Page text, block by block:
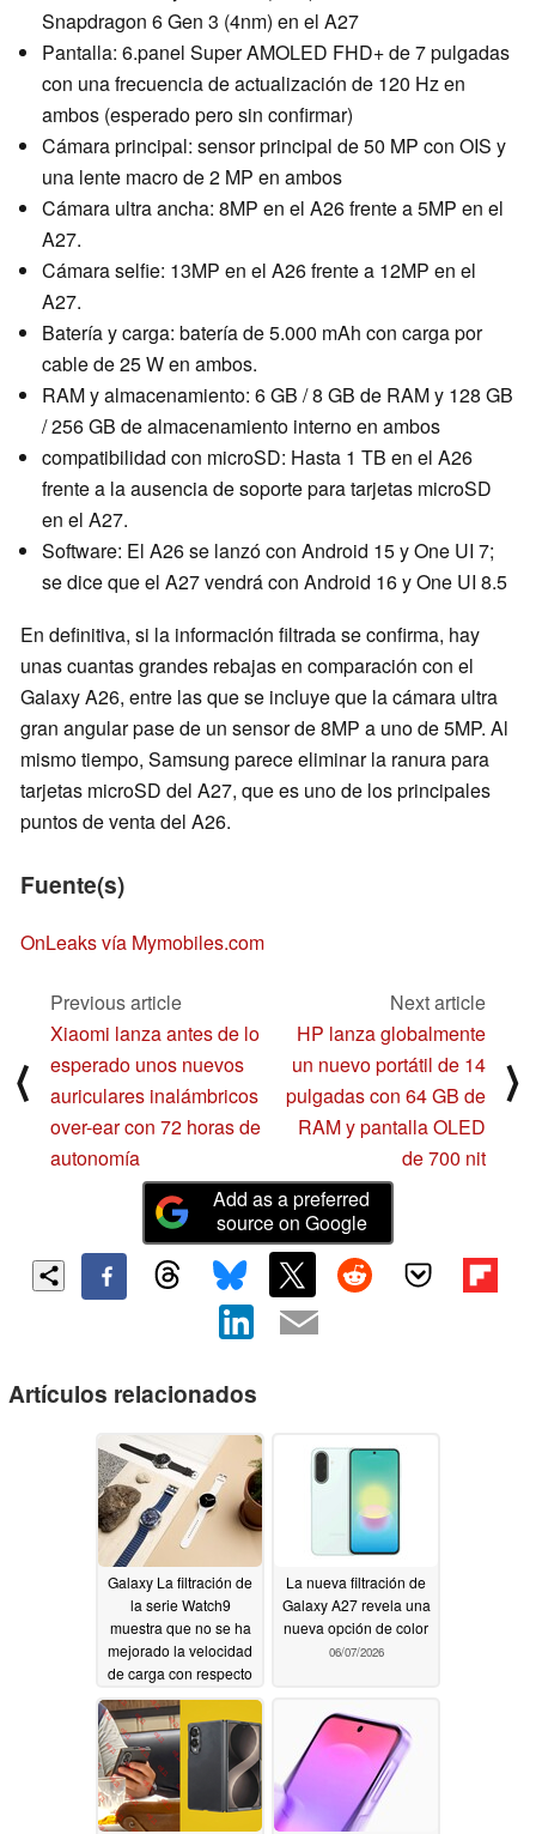
Snapdragon 6 Gen 3 (4nm) en el A27
Pantalla: 6.panel Super AMOLED FHD+ de 7 pulgadas
con una frecuencia de actualización de 120 Hz en
ambos (esperado pero sin confirmar)
Cámara principal: sensor principal de 50 MP con OIS y
una lente macro de 2 MP en ambos
Cámara ultra ancha: 8MP en el A26 frente a 5MP en el
A27.
Cámara selfie: 13MP en el A26 frente a 12MP en el
A27.
Batería y carga: batería de 5.000 mAh con carga por
cable de 25 W en ambos.
RAM y almacenamiento: 6 GB / 8 GB de RAM y 128 GB
/ 256 GB de almacenamiento interno en ambos
compatibilidad con microSD: Hasta 1 TB en el A26
frente a la ausencia de soporte para tarjetas microSD
en el A27.
Software: El A26 se lanzó con Android 15 y One UI 7;
se dice que el A27 vendrá con Android 16 y One UI 8.5
En definitiva, si la información filtrada se confirma, hay
unas cuantas grandes rebajas en comparación con el
Galaxy A26, entre las que se incluye que la cámara ultra
gran angular pase de un sensor de 8MP a uno de 5MP. Al
mismo tiempo, Samsung parece eliminar la ranura para
tarjetas microSD del A27, que es uno de los principales
puntos de venta del A26.
Fuente(s)
OnLeaks vía Mymobiles.com
⟨
Previous article
Xiaomi lanza antes de lo
esperado unos nuevos
auriculares inalámbricos
over-ear con 72 horas de
autonomía
Next article
HP lanza globalmente
un nuevo portátil de 14
pulgadas con 64 GB de
RAM y pantalla OLED
de 700 nit
⟩
Add as a preferred
source on Google
Artículos relacionados
Galaxy La filtración de
la serie Watch9
muestra que no se ha
mejorado la velocidad
de carga con respecto
al Watch806/07/2026
La nueva filtración de
Galaxy A27 revela una
nueva opción de color
06/07/2026